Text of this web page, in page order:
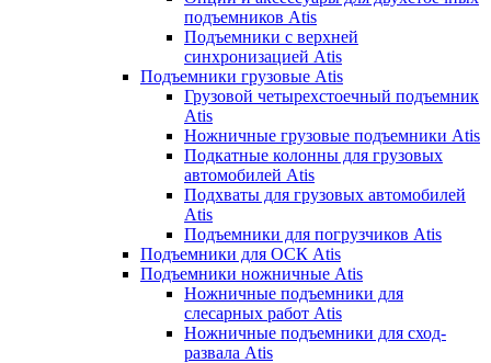
подъемников Atis
Подъемники с верхней
синхронизацией Atis
Подъемники грузовые Atis
Грузовой четырехстоечный подъемник
Atis
Ножничные грузовые подъемники Atis
Подкатные колонны для грузовых
автомобилей Atis
Подхваты для грузовых автомобилей
Atis
Подъемники для погрузчиков Atis
Подъемники для ОСК Atis
Подъемники ножничные Atis
Ножничные подъемники для
слесарных работ Atis
Ножничные подъемники для сход-
развала Atis